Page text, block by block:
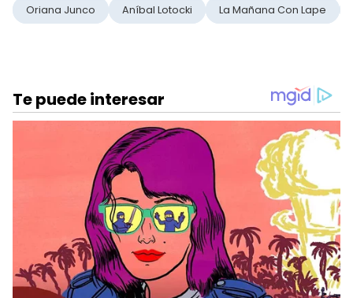
Oriana Junco Aníbal Lotocki La Mañana Con Lape